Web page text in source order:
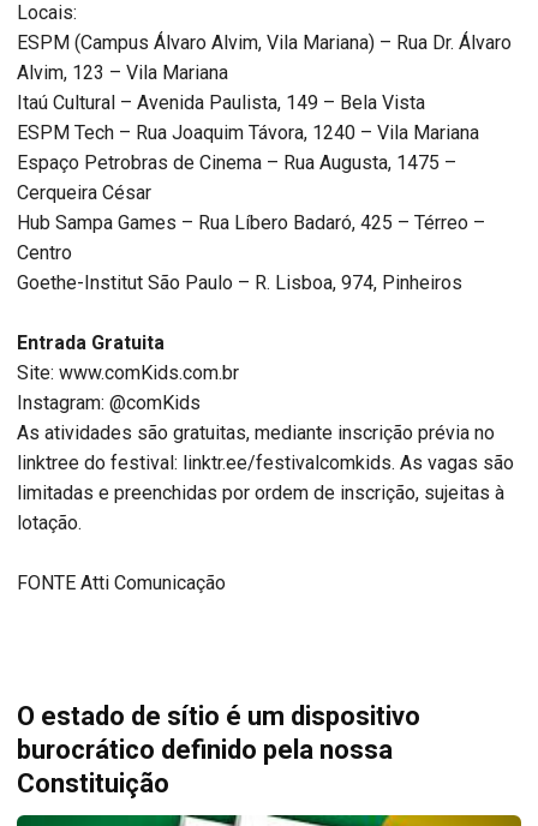
Locais:
ESPM (Campus Álvaro Alvim, Vila Mariana) – Rua Dr. Álvaro
Alvim, 123 – Vila Mariana
Itaú Cultural – Avenida Paulista, 149 – Bela Vista
ESPM Tech – Rua Joaquim Távora, 1240 – Vila Mariana
Espaço Petrobras de Cinema – Rua Augusta, 1475 –
Cerqueira César
Hub Sampa Games – Rua Líbero Badaró, 425 – Térreo –
Centro
Goethe-Institut São Paulo – R. Lisboa, 974, Pinheiros
Entrada Gratuita
Site: www.comKids.com.br
Instagram: @comKids
As atividades são gratuitas, mediante inscrição prévia no
linktree do festival: linktr.ee/festivalcomkids. As vagas são
limitadas e preenchidas por ordem de inscrição, sujeitas à
lotação.
FONTE Atti Comunicação
O estado de sítio é um dispositivo
burocrático definido pela nossa
Constituição